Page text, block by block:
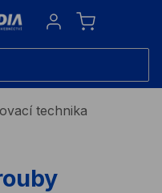
Sign in
technika